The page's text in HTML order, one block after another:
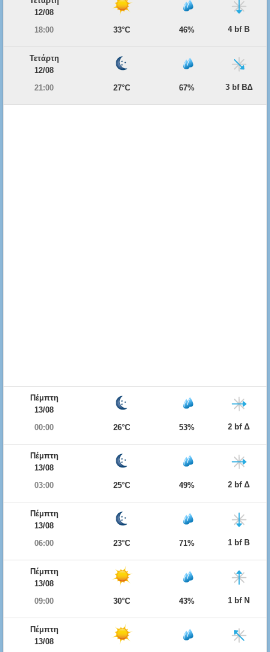
12/08
18:00
33°C 46% 4 bf Β
Τετάρτη
12/08
21:00
27°C 67% 3 bf ΒΔ
Πέμπτη
13/08
00:00
26°C 53% 2 bf Δ
Πέμπτη
13/08
03:00
25°C 49% 2 bf Δ
Πέμπτη
13/08
06:00
23°C 71% 1 bf Β
Πέμπτη
13/08
09:00
30°C 43% 1 bf Ν
Πέμπτη
13/08